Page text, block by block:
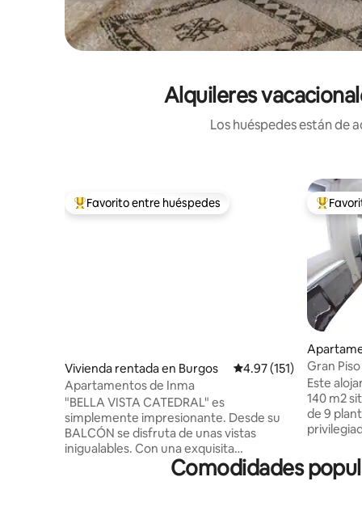
Alquileres
Los huéspedes están de
Favorito entre huéspedes preferido
Favorito entre huéspedes
Vivienda rentada en Burgos Calificación promedio:
4.97 (151)
Apartamentos de Inma
"BELLA VISTA CATEDRAL" es
simplemente impresionante. Desde su
BALCÓN se disfruta de unas vistas
inigualables. Con una exquisita
decoración conjuga comodidad y diseño
en una vivienda de LUJO, A ESTRENAR.
Gran
Catedral
Este
140 m2
de 9
espacio
Comodidades